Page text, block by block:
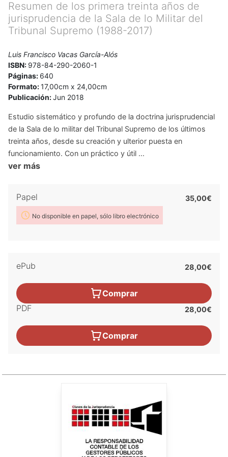
Profesor de Derecho Administrativo y Procedimiento
Administrativo en el INAP y Analista de Jurisprudencia de
laRevistaActualidad Administrativa.
Secretarios de Administración Local, Letrados del Tribunal de
Cuentas y Magistrados especialistas de la Jurisdicción
Contencioso-Administrativa.
Autor de doce libros y de treinta artículos, y colaborador en
seis libros colectivos, sobre Derecho Constitucional, Derecho
Administrativo, Derecho Judicial, Tribunal de Cuentas, Ética
Pública, Deontología Profesional, Derecho Militar y Derecho
Disciplinario, habiendo dictado más de cincuenta
conferencias sobre estas mismas materias en los Ministerios
de Justicia, Defensa y Administraciones Públicas, en diversas
en el Centro de Estudios Financieros y en el Instituto de
Empresa.
En la actualidad es Letrado del Consejo General del Poder
Resumen de los primera treinta años de
jurisprudencia de la Sala de lo Militar del
Tribunal Supremo (1988-2017)
Luis Francisco Vacas García-Alós
ISBN: 978-84-290-2060-1
Páginas: 640
Formato:17,00cm x 24,00cm
Publicación:Jun 2018
Estudio sistemático y profundo de la doctrina jurisprudencial
de la Sala de lo militar del Tribunal Supremo de los últimos
treinta años, desde su creación y ulterior puesta en
funcionamiento. Con un práctico y útil ...
ver más
Papel
No disponible en papel, sólo libro electrónico
35,00€
ePub 28,00€
Comprar
PDF
28,00€
Comprar